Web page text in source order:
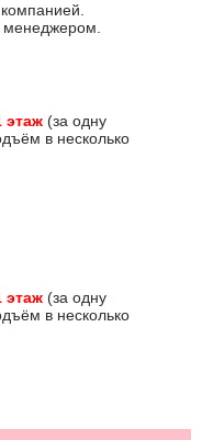
менеджером.
этаж (за одну
в несколько
этаж (за одну
в несколько